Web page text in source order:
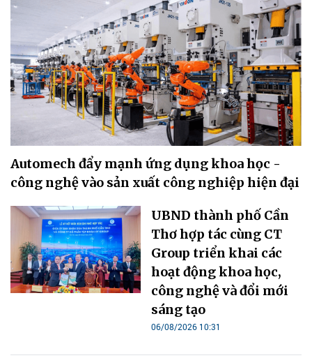
Automech đẩy mạnh ứng dụng khoa học -
công nghệ vào sản xuất công nghiệp hiện đại
UBND thành phố Cần
Thơ hợp tác cùng CT
Group triển khai các
hoạt động khoa học,
công nghệ và đổi mới
sáng tạo
06/08/2026 10:31